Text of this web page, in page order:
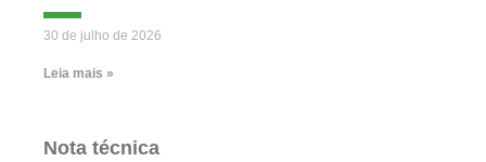
30 de julho de 2026
Leia mais »
Nota técnica